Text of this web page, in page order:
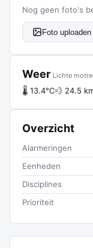
Nog geen foto's
Foto uploaden
Weer Lichte
🌡 13.4°C💨 24.5
Overzicht
Alarmeringen
Eenheden
Disciplines
Prioriteit